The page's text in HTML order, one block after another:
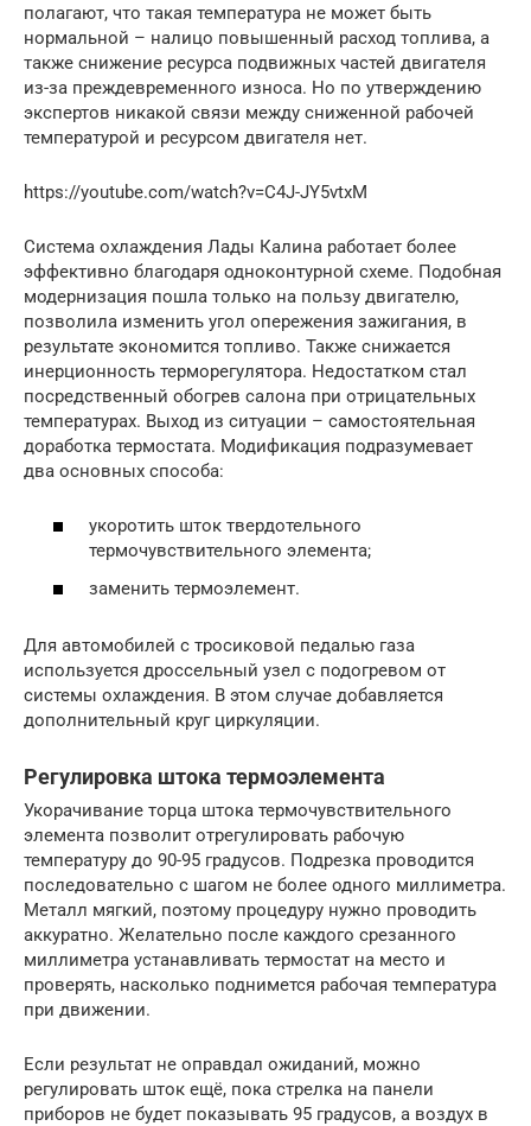
полагают, что такая температура не может быть
нормальной – налицо повышенный расход топлива, а
также снижение ресурса подвижных частей двигателя
из-за преждевременного износа. Но по утверждению
экспертов никакой связи между сниженной рабочей
температурой и ресурсом двигателя нет.
https://youtube.com/watch?v=C4J-JY5vtxM
Система охлаждения Лады Калина работает более
эффективно благодаря одноконтурной схеме. Подобная
модернизация пошла только на пользу двигателю,
позволила изменить угол опережения зажигания, в
результате экономится топливо. Также снижается
инерционность терморегулятора. Недостатком стал
посредственный обогрев салона при отрицательных
температурах. Выход из ситуации – самостоятельная
доработка термостата. Модификация подразумевает
два основных способа:
укоротить шток твердотельного
термочувствительного элемента;
заменить термоэлемент.
Для автомобилей с тросиковой педалью газа
используется дроссельный узел с подогревом от
системы охлаждения. В этом случае добавляется
дополнительный круг циркуляции.
Регулировка штока термоэлемента
Укорачивание торца штока термочувствительного
элемента позволит отрегулировать рабочую
температуру до 90-95 градусов. Подрезка проводится
последовательно с шагом не более одного миллиметра.
Металл мягкий, поэтому процедуру нужно проводить
аккуратно. Желательно после каждого срезанного
миллиметра устанавливать термостат на место и
проверять, насколько поднимется рабочая температура
при движении.
Если результат не оправдал ожиданий, можно
регулировать шток ещё, пока стрелка на панели
приборов не будет показывать 95 градусов, а воздух в